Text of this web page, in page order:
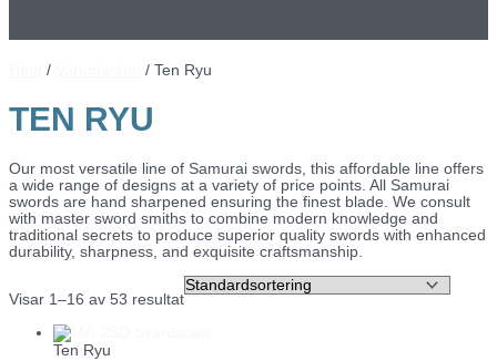
/ / Ten Ryu
TEN RYU
Our most versatile line of Samurai swords, this affordable line offers
a wide range of designs at a variety of price points. All Samurai
swords are hand sharpened ensuring the finest blade. We consult
with master sword smiths to combine modern knowledge and
traditional secrets to produce superior quality swords with enhanced
durability, sharpness, and exquisite craftsmanship.
Visar 1–16 av 53 resultat
Ten Ryu